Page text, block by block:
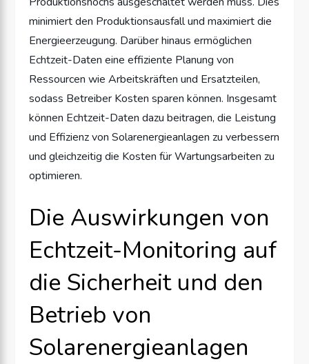
minimiert den Produktionsausfall und maximiert die
Energieerzeugung. Darüber hinaus ermöglichen
Echtzeit-Daten eine effiziente Planung von
Ressourcen wie Arbeitskräften und Ersatzteilen,
sodass Betreiber Kosten sparen können. Insgesamt
können Echtzeit-Daten dazu beitragen, die Leistung
und Effizienz von Solarenergieanlagen zu verbessern
und gleichzeitig die Kosten für Wartungsarbeiten zu
optimieren.
Die Auswirkungen von
Echtzeit-Monitoring auf
die Sicherheit und den
Betrieb von
Solarenergieanlagen